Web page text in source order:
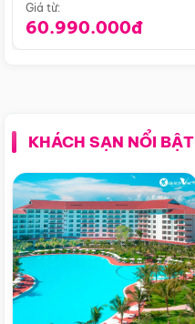
Giá từ:
60.990.000đ
KHÁCH SẠN NỔI BẬT